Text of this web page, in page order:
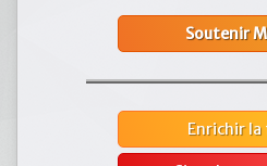
Soutenir
Enrichir la